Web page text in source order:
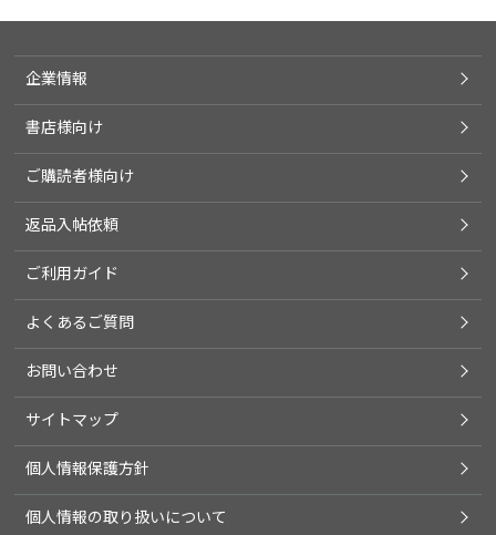
企業情報
書店様向け
ご購読者様向け
返品入帖依頼
ご利用ガイド
よくあるご質問
お問い合わせ
サイトマップ
個人情報保護方針
個人情報の取り扱いについて